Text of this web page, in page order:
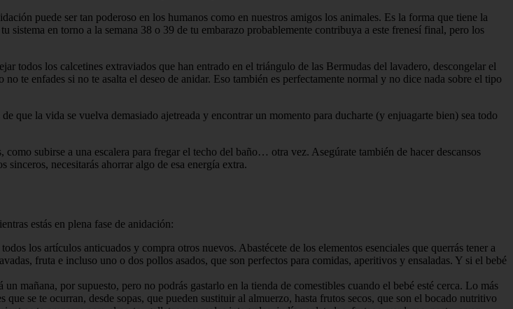
puede ser tan poderoso en los humanos como en nuestros amigos los animales. Es la forma que tiene la
en torno a la semana 38 o 39 de tu embarazo probablemente contribuya a este frenesí final, pero los
todos los calcetines extraviados que han entrado en el triángulo de las Bermudas del lavadero, descongelar el
te enfades si no te asalta el deseo de anidar. Eso también es perfectamente normal y no dice nada sobre el tipo
que la vida se vuelva demasiado ajetreada y encontrar un momento para ducharte (y enjuagarte bien) sea todo
subirse a una escalera para fregar el techo del baño… otra vez. Asegúrate también de hacer descansos
necesitarás ahorrar algo de esa energía extra.
estás en plena fase de anidación:
los artículos anticuados y compra otros nuevos. Abastécete de los elementos esenciales que querrás tener a
fruta e incluso uno o dos pollos asados, que son perfectos para comidas, aperitivos y ensaladas. Y si el bebé
mañana, por supuesto, pero no podrás gastarlo en la tienda de comestibles cuando el bebé esté cerca. Lo más
se te ocurran, desde sopas, que pueden sustituir al almuerzo, hasta frutos secos, que son el bocado nutritivo